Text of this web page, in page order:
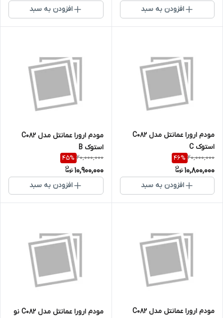
افزودن به سبد افزودن به سبد
مودم ارورا عمانتل مدل C082
استوک C
20,000,000
46%
10,800,000
افزودن به سبد
مودم ارورا عمانتل مدل C082
استوک B
20,000,000
45%
10,900,000
افزودن به سبد
مودم ارورا عمانتل مدل C082
مودم ارورا عمانتل مدل C082 نو